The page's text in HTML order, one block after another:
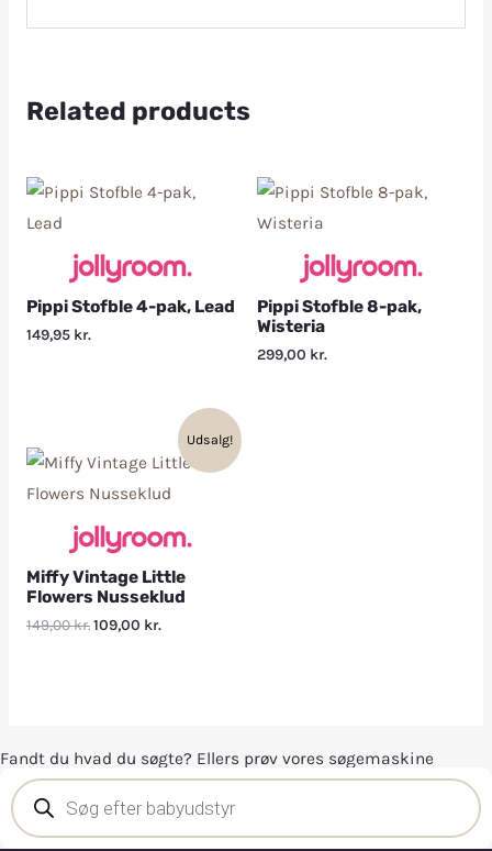
Related products
Pippi Stofble 4-pak, Lead
149,95 kr.
Pippi Stofble 8-pak,
Wisteria
299,00 kr.
Udsalg!
Miffy Vintage Little
Flowers Nusseklud
149,00kr.109,00 kr.
Fandt du hvad du søgte? Ellers prøv vores søgemaskine